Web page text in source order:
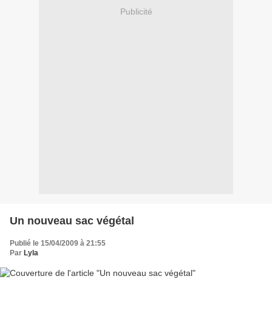
Publicité
Un nouveau sac végétal
Publié le 15/04/2009 à 21:55
Par Lyla